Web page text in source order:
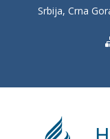
Srbija, Crna